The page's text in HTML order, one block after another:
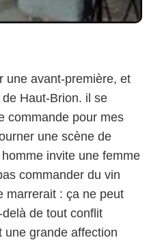
une avant-première, et
Haut-Brion. il se
commande pour mes
une scène de
invite une femme
commander du vin
marrerait : ça ne peut
de tout conflit
une grande affection